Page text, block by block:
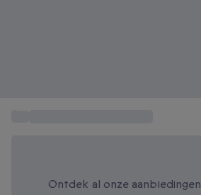
Ontdek al onze aanbiedingen